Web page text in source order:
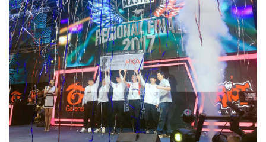
IT Times
生成式AI與雲端應用
Enterprise Digital Transformation
特集